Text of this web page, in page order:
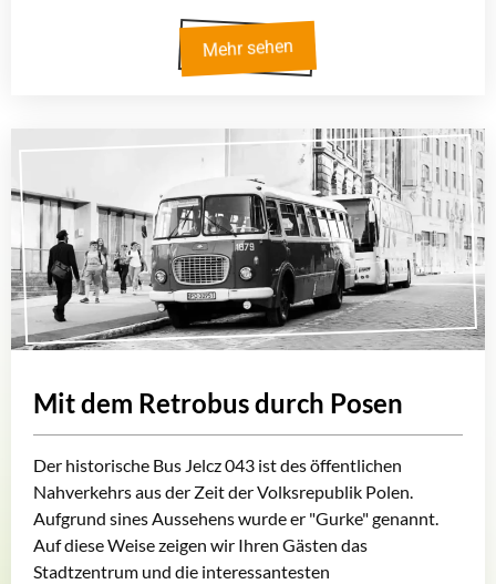
Mehr sehen
Mit dem Retrobus durch Posen
Der historische Bus Jelcz 043 ist des öffentlichen
Nahverkehrs aus der Zeit der Volksrepublik Polen.
Aufgrund sines Aussehens wurde er "Gurke" genannt.
Auf diese Weise zeigen wir Ihren Gästen das
Stadtzentrum und die interessantesten